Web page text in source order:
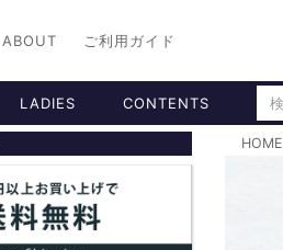
ABOUT ご利用ガイド
LADIES CONTENTS
HOME